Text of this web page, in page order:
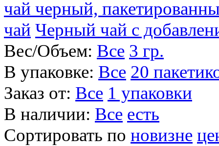
чай черный,
чай Черный чай с
Вес/Объем: Все 3 гр.
В упаковке: Все 20
Заказ от: Все 1 упаковки
В наличии: Все есть
Сортировать по новизне